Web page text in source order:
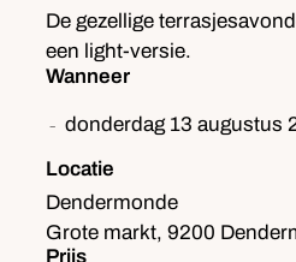
De gezellige
een light-versie.
Wanneer
donderdag 13 augustus
Locatie
Dendermonde
Grote markt, 9200
Prijs